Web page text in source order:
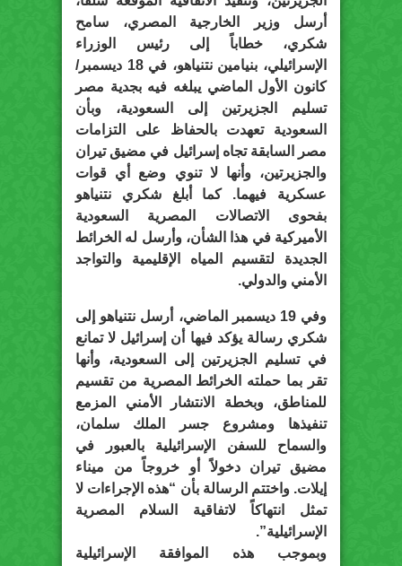
أرسل وزير الخارجية المصري، سامح
شكري، خطاباً إلى رئيس الوزراء
الإسرائيلي، بنيامين نتنياهو، في 18 ديسمبر/
كانون الأول الماضي يبلغه فيه بجدية مصر
تسليم الجزيرتين إلى السعودية، وبأن
السعودية تعهدت بالحفاظ على التزامات
مصر السابقة تجاه إسرائيل في مضيق تيران
والجزيرتين، وأنها لا تنوي وضع أي قوات
عسكرية فيهما. كما أبلغ شكري نتنياهو
بفحوى الاتصالات المصرية السعودية
الأميركية في هذا الشأن، وأرسل له الخرائط
الجديدة لتقسيم المياه الإقليمية والتواجد
الأمني والدولي.
وفي 19 ديسمبر الماضي، أرسل نتنياهو إلى
شكري رسالة يؤكد فيها أن إسرائيل لا تمانع
في تسليم الجزيرتين إلى السعودية، وأنها
تقر بما حملته الخرائط المصرية من تقسيم
للمناطق، وبخطة الانتشار الأمني المزمع
تنفيذها ومشروع جسر الملك سلمان،
والسماح للسفن الإسرائيلية بالعبور في
مضيق تيران دخولاً أو خروجاً من ميناء
إيلات. واختتم الرسالة بأن “هذه الإجراءات لا
تمثل انتهاكاً لاتفاقية السلام المصرية
الإسرائيلية”.
وبموجب هذه الموافقة الإسرائيلية